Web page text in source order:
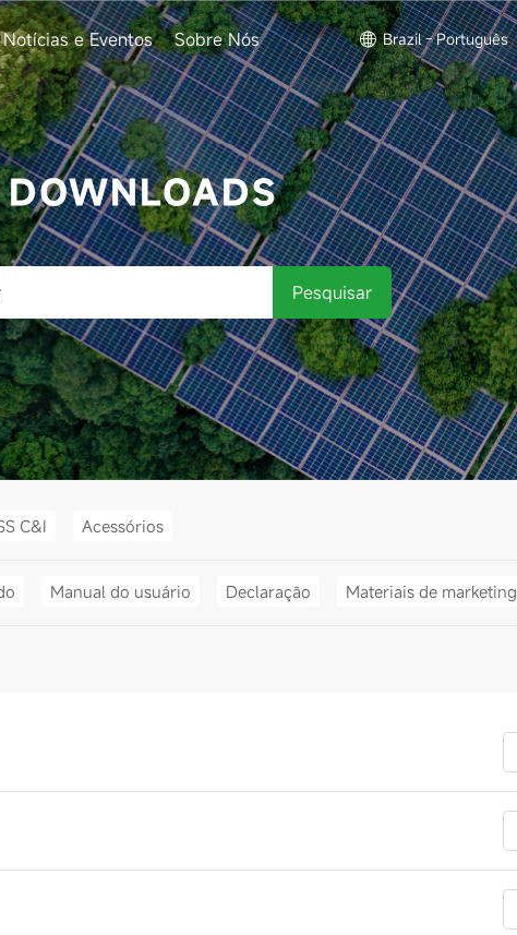
Notícias e Eventos Sobre Nós Brazil - Português
Pesquisar
C&I Acessórios
Manual do usuário Declaração Materiais de marketing